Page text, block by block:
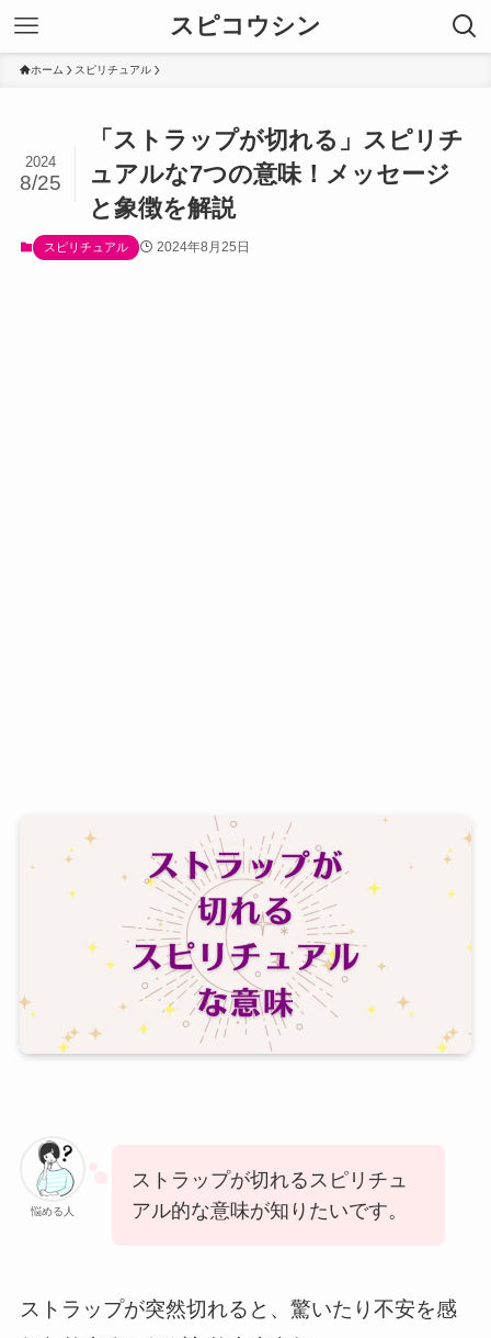
スピコウシン
ホーム スピリチュアル
「ストラップが切れる」スピリチ
ュアルな7つの意味！メッセージ
と象徴を解説
2024
8/25
スピリチュアル 2024年8月25日
悩める人
ストラップが切れるスピリチュ
アル的な意味が知りたいです。
ストラップが突然切れると、驚いたり不安を感